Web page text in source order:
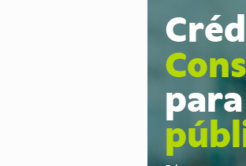
DEEPFAKE:
Brasil
URGENTE:Colisão
ENCONTRO:
PREVISÃO:Porto